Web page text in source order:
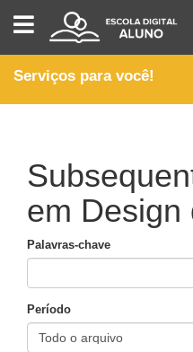
ESCOLA
DIGITAL
-
ALUNO
Serviços para você!
em Design
Palavras-chave
Período